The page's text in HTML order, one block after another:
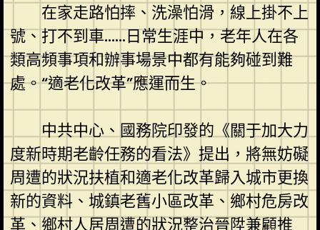
在家走路怕摔、洗澡怕滑，線上掛不上
號、打不到車……日常生涯中，老年人在各
類高頻事項和辦事場景中都有能夠碰到難
處。“適老化改革”應運而生。
中共中心、國務院印發的《關于加大力
度新時期老齡任務的看法》提出，將無妨礙
周遭的狀況扶植和適老化改革歸入城市更換
新的資料、城鎮老舊小區改革、鄉村危房改
革、鄉村人居周遭的狀況整治晉陞兼顧推